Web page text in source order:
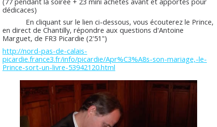
dédicaces)
En cliquant sur le lien ci-dessous, vous écouterez le Prince,
en direct de Chantilly, répondre aux questions d'Antoine
Marguet, de FR3 Picardie (2'51")
http://nord-pas-de-calais-
picardie.france3.fr/info/picardie/Apr%C3%A8s-son-mariage,-le-
Prince-sort-un-livre-53942120.html